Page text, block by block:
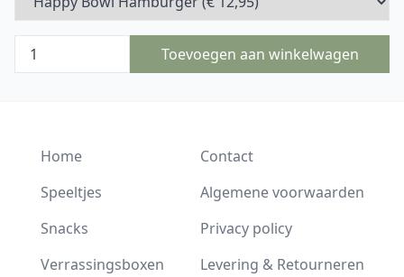
Toevoegen aan winkelwagen
Home
Speeltjes
Snacks
Verrassingsboxen
Contact
Algemene voorwaarden
Privacy policy
Levering & Retourneren